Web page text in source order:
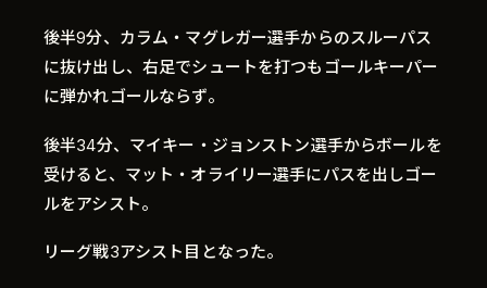
後半9分、カラム・マグレガー選手からのスルーパス
に抜け出し、右足でシュートを打つもゴールキーパー
に弾かれゴールならず。
後半34分、マイキー・ジョンストン選手からボールを
受けると、マット・オライリー選手にパスを出しゴー
ルをアシスト。
リーグ戦3アシスト目となった。